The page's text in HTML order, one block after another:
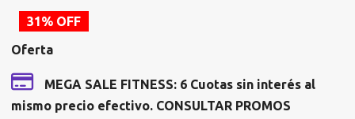
precio
original
era:
$34.583.
31% OFF
Oferta
MEGA SALE FITNESS: 6 Cuotas sin interés al
mismo precio efectivo. CONSULTAR PROMOS